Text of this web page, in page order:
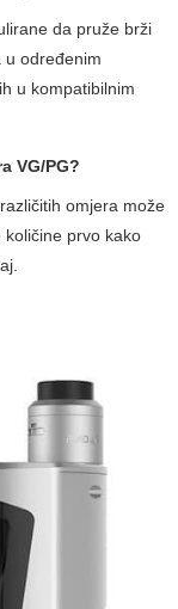
da pruže brži
u određenim
u kompatibilnim
VG/PG?
omjera može
prvo kako